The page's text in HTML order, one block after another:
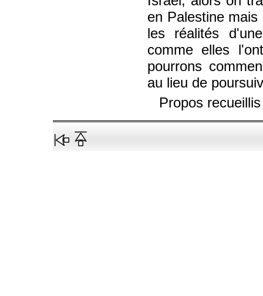
en Palestine
les réalités
comme elles
pourrons
au lieu de
Propos